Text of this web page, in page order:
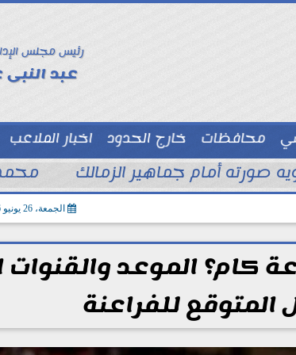
رئيس مجلس
عبد النبى
محافظات خارج الحدود اخبار الملاعب
توك شو
صورته أمام جماهير الزمالك
الجمعة، 26 يونيو 2026
كام؟ الموعد والقنوات
المتوقع للفراعنة